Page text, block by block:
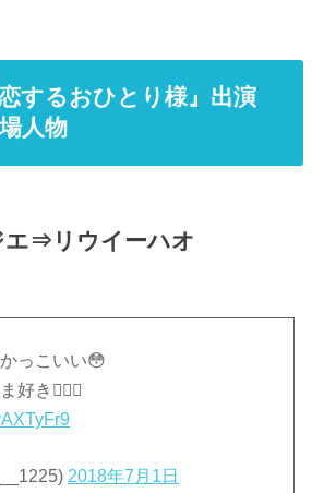
するおひとり様』出演
人物
エ⇒リウイーハオ
っこいい😳
好き🙆🏼‍♀️
2018年7月1日